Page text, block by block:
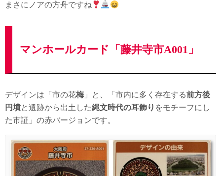
まさにノアの方舟ですね
マンホールカード「藤井寺市A001」
デザインは「市の花梅 」と、「市内に多く存在する前方後
円墳と遺跡から出土した縄文時代の耳飾り をモチーフにし
た市証」の赤バージョンです。